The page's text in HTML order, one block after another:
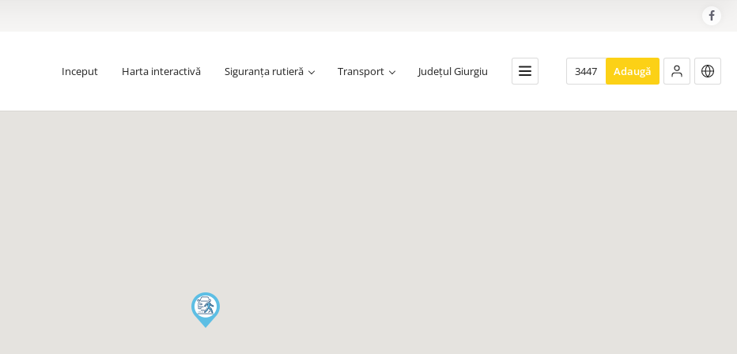
Inceput Harta interactivă Siguranța rutieră Transport Județul Giurgiu 3447 Adaugă